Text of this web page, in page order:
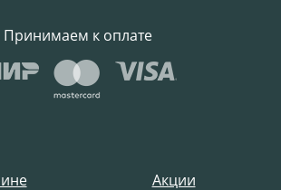
Акции
Принимаем к оплате